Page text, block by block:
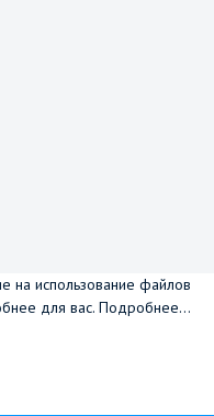
на использование файлов
для вас. Подробнее...